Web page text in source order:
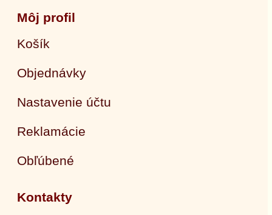
Môj profil
Košík
Objednávky
Nastavenie účtu
Reklamácie
Obľúbené
Kontakty